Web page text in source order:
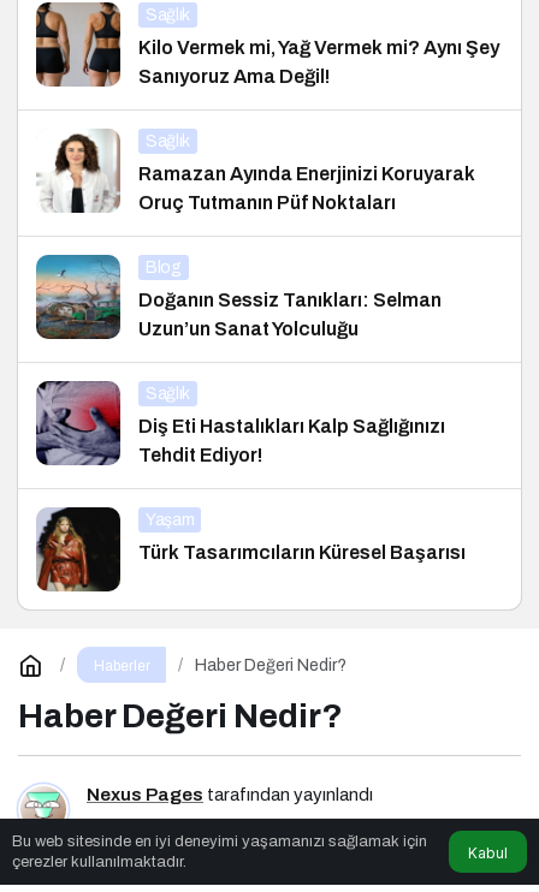
Sağlık
Kilo Vermek mi, Yağ Vermek mi? Aynı Şey
Sanıyoruz Ama Değil!
Sağlık
Ramazan Ayında Enerjinizi Koruyarak
Oruç Tutmanın Püf Noktaları
Blog
Doğanın Sessiz Tanıkları: Selman
Uzun’un Sanat Yolculuğu
Sağlık
Diş Eti Hastalıkları Kalp Sağlığınızı
Tehdit Ediyor!
Yaşam
Türk Tasarımcıların Küresel Başarısı
Haberler Haber Değeri Nedir?
Haber Değeri Nedir?
Nexus Pages tarafından yayınlandı
2dk, 48sn
Bu web sitesinde en iyi deneyimi yaşamanızı sağlamak için
çerezler kullanılmaktadır.
Kabul